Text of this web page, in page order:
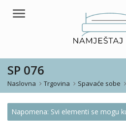
Meni
SP 076
Naslovna Trgovina Spavaće sobe
Napomena: Svi elementi se mogu